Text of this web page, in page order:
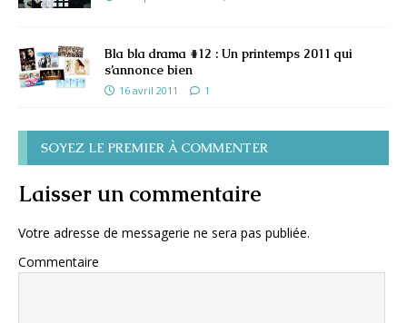
Bla bla drama #12 : Un printemps 2011 qui
s’annonce bien
16 avril 2011 1
SOYEZ LE PREMIER À COMMENTER
Laisser un commentaire
Votre adresse de messagerie ne sera pas publiée.
Commentaire